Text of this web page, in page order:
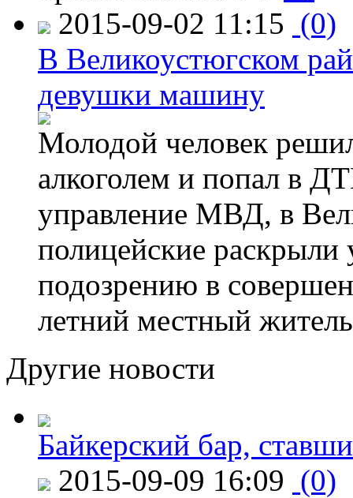
2015-09-02 11:15 (0)
В Великоустюгском
девушки машину
Молодой человек
алкоголем и попал в
управление МВД, в
полицейские
подозрению в
летний местный
Другие новости
Байкерский бар,
2015-09-09 16:09 (0)